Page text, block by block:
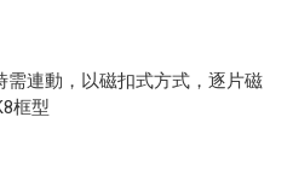
連動，以磁扣式方式，逐片磁
框型